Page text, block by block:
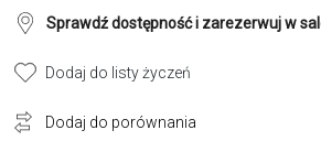
Sprawdź dostępność i zarezerwuj w
Dodaj do listy życzeń
Dodaj do porównania